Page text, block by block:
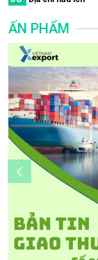
ẤN PHẨM